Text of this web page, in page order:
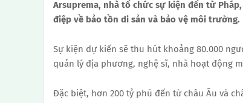
Arsuprema, nhà tổ chức sự kiện đến từ
điệp về bảo tồn di sản và bảo vệ môi trường.
Sự kiện dự kiến ​​sẽ thu hút khoảng 80.000
quản lý địa phương, nghệ sĩ, nhà hoạt động
Đặc biệt, hơn 200 tỷ phú đến từ châu Âu và